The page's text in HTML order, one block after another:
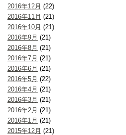
2016年12月 (22)
2016年11月 (21)
2016年10月 (21)
2016年9月 (21)
2016年8月 (21)
2016年7月 (21)
2016年6月 (21)
2016年5月 (22)
2016年4月 (21)
2016年3月 (21)
2016年2月 (21)
2016年1月 (21)
2015年12月 (21)